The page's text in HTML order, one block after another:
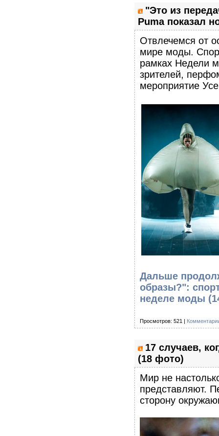
"Это из
Puma показал
Отвлечемся от
мире моды.
рамках Недели
зрителей,
мероприятие
Дальше
образы?":
неделе моды
Просмотров: 521 |
17 случаев,
(18 фото)
Мир не
представляют.
сторону